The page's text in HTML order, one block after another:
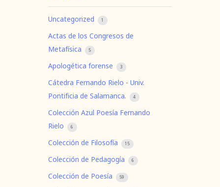
Uncategorized 1
Actas de los Congresos de
Metafísica
5
Apologética forense 3
Cátedra Fernando Rielo - Univ.
Pontificia de Salamanca.
4
Colección Azul Poesía Fernando
Rielo
6
Colección de Filosofía 15
Colección de Pedagogía 6
Colección de Poesía 59